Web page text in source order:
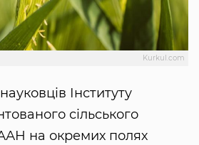
Kurkul.com
Інституту
сільського
на окремих полях